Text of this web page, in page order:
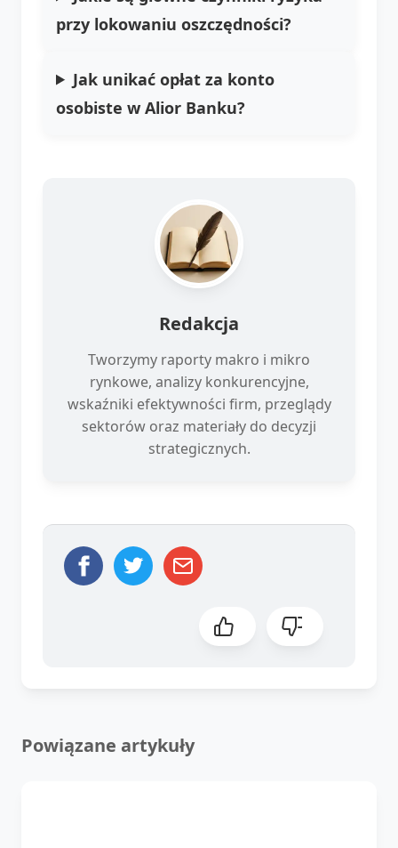
przy lokowaniu oszczędności?
Jak unikać opłat za konto
osobiste w Alior Banku?
Redakcja
Tworzymy raporty makro i mikro
rynkowe, analizy konkurencyjne,
wskaźniki efektywności firm, przeglądy
sektorów oraz materiały do decyzji
strategicznych.
Powiązane artykuły